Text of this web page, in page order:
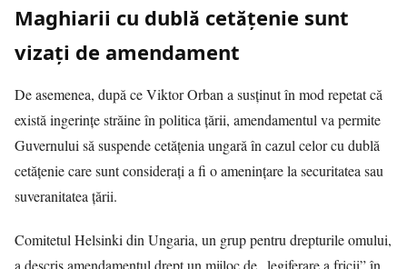
Maghiarii cu dublă cetățenie sunt
vizați de amendament
De asemenea, după ce Viktor Orban a susținut în mod repetat că
există ingerințe străine în politica țării, amendamentul va permite
Guvernului să suspende cetățenia ungară în cazul celor cu dublă
cetățenie care sunt considerați a fi o amenințare la securitatea sau
suveranitatea țării.
Comitetul Helsinki din Ungaria, un grup pentru drepturile omului,
a descris amendamentul drept un mijloc de „legiferare a fricii” în